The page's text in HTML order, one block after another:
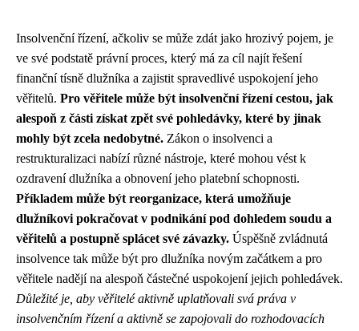
Insolvenční řízení, ačkoliv se může zdát jako hrozivý pojem, je
ve své podstatě právní proces, který má za cíl najít řešení
finanční tísně dlužníka a zajistit spravedlivé uspokojení jeho
věřitelů. Pro věřitele může být insolvenční řízení cestou, jak
alespoň z části získat zpět své pohledávky, které by jinak
mohly být zcela nedobytné. Zákon o insolvenci a
restrukturalizaci nabízí různé nástroje, které mohou vést k
ozdravení dlužníka a obnovení jeho platební schopnosti.
Příkladem může být reorganizace, která umožňuje
dlužníkovi pokračovat v podnikání pod dohledem soudu a
věřitelů a postupně splácet své závazky. Úspěšně zvládnutá
insolvence tak může být pro dlužníka novým začátkem a pro
věřitele nadějí na alespoň částečné uspokojení jejich pohledávek.
Důležité je, aby věřitelé aktivně uplatňovali svá práva v
insolvenčním řízení a aktivně se zapojovali do rozhodovacích